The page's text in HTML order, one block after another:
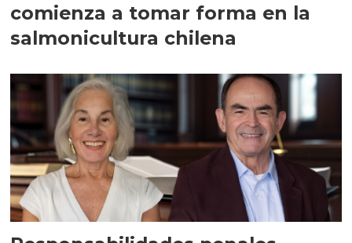
comienza a tomar forma en la
salmonicultura chilena